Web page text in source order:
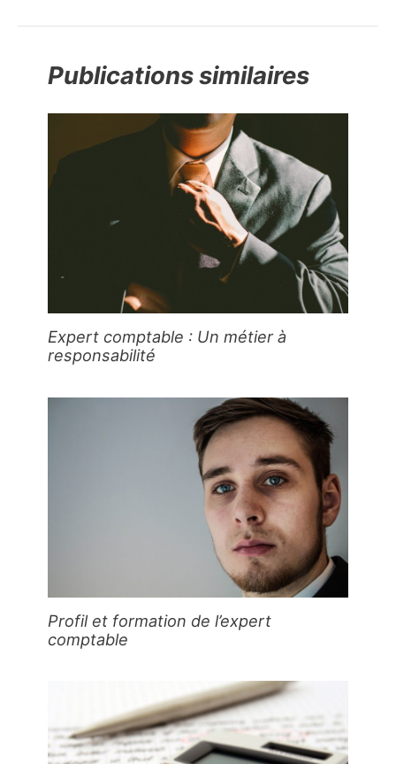
Publications similaires
Expert comptable : Un métier à
responsabilité
Profil et formation de l’expert
comptable